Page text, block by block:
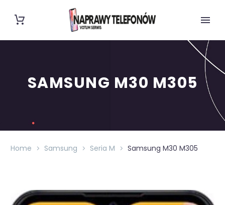
SAMSUNG M30 M305
Home Samsung Seria M Samsung M30 M305